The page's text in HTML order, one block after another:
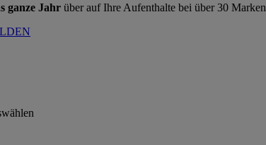
ganze Jahr über auf Ihre Aufenthalte bei über 30 Marken